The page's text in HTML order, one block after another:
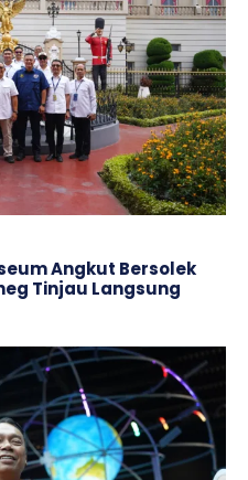
Angkut Bersolek
Tinjau Langsung